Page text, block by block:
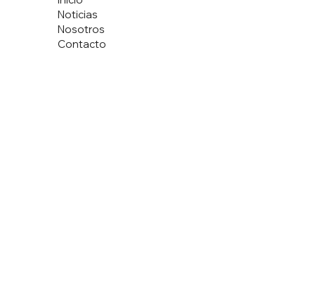
Noticias
Nosotros
Contacto